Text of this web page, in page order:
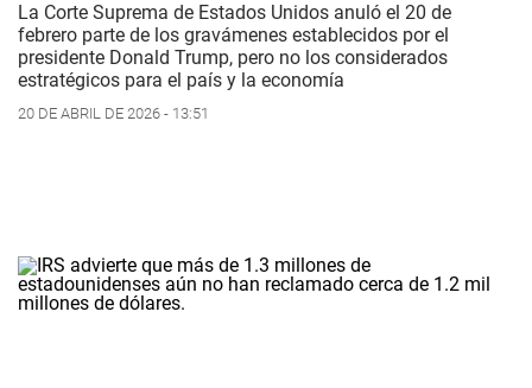
La Corte Suprema de Estados Unidos anuló el 20 de
febrero parte de los gravámenes establecidos por el
presidente Donald Trump, pero no los considerados
estratégicos para el país y la economía
20 DE ABRIL DE 2026 - 13:51